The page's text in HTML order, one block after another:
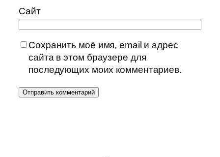
Сайт
Сохранить моё имя, email и адрес
сайта в этом браузере для
последующих моих комментариев.